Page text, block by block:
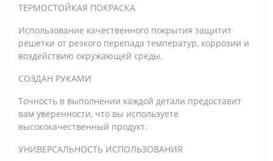
ТЕРМОСТОЙКАЯ ПОКРАСКА
Использование качественного покрытия защитит
решетки от резкого перепада температур, коррозии и
воздействию окружающей среды.
СОЗДАН РУКАМИ
Точность в выполнении каждой детали предоставит
вам уверенности, что вы используете
высококачественный продукт.
УНИВЕРСАЛЬНОСТЬ ИСПОЛЬЗОВАНИЯ